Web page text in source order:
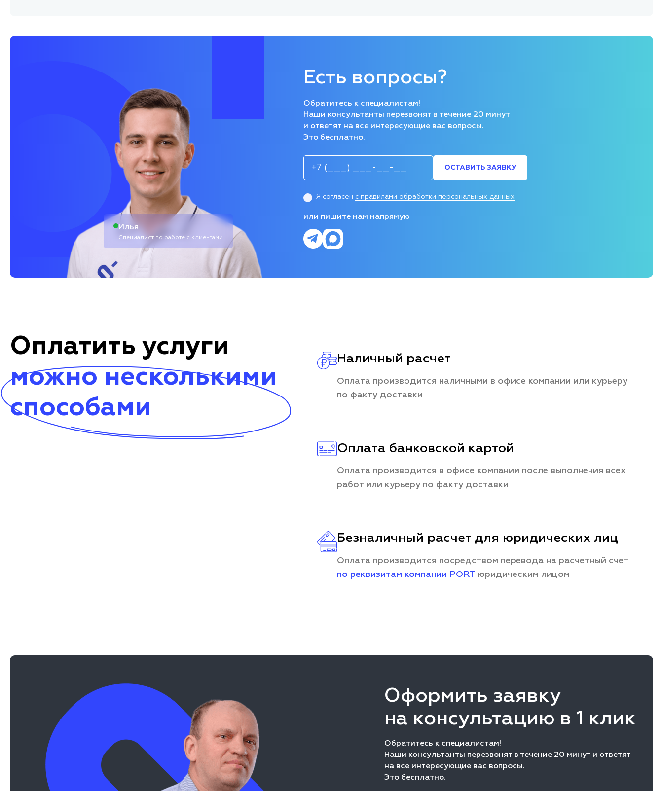
Илья
Специалист по работе с клиентами
Есть вопросы?
Обратитесь к специалистам!
Наши консультанты перезвонят в течение 20 минут
и ответят на все интересующие вас вопросы.
Это бесплатно.
ОСТАВИТЬ ЗАЯВКУ
Я согласен с правилами обработки персональных данных
или пишите нам напрямую
Оплатить услуги
можно несколькими
способами
Наличный расчет
Оплата производится наличными в офисе компании или курьеру
по факту доставки
Оплата банковской картой
Оплата производится в офисе компании после выполнения всех
работ или курьеру по факту доставки
Безналичный расчет для юридических лиц
Оплата производится посредством перевода на расчетный счет
по реквизитам компании PORTюридическим лицом
Оформить заявку
на консультацию в 1 клик
Обратитесь к специалистам!
Наши консультанты перезвонят в течение 20 минут и ответят
на все интересующие вас вопросы.
Это бесплатно.